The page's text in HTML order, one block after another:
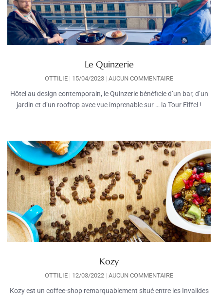
Le Quinzerie
OTTILIE 15/04/2023 AUCUN COMMENTAIRE
Hôtel au design contemporain, le Quinzerie bénéficie d’un bar, d’un
jardin et d’un rooftop avec vue imprenable sur … la Tour Eiffel !
Kozy
OTTILIE 12/03/2022 AUCUN COMMENTAIRE
Kozy est un coffee-shop remarquablement situé entre les Invalides